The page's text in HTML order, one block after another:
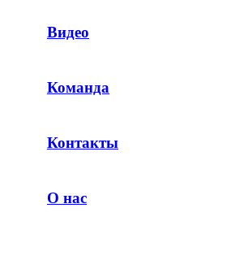
Видео
Команда
Контакты
О нас